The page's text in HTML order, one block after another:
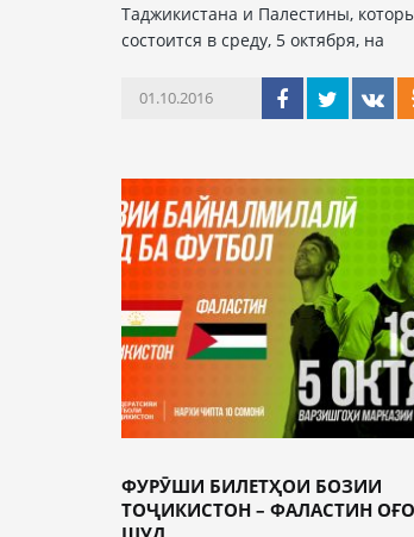
Таджикистана и Палестины,
состоится в среду, 5 октября, на
01.10.2016
ФУРӮШИ БИЛЕТҲОИ БОЗИИ
ТОҶИКИСТОН – ФАЛАСТИН